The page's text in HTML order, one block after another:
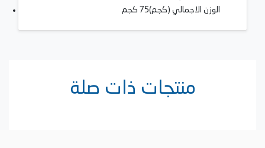
الوزن الاجمالي (كجم)75 كجم
منتجات ذات صلة